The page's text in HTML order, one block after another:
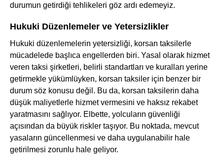
durumun getirdiği tehlikeleri göz ardı edemeyiz.
Hukuki Düzenlemeler ve Yetersizlikler
Hukuki düzenlemelerin yetersizliği, korsan taksilerle
mücadelede başlıca engellerden biri. Yasal olarak hizmet
veren taksi şirketleri, belirli standartları ve kuralları yerine
getirmekle yükümlüyken, korsan taksiler için benzer bir
durum söz konusu değil. Bu da, korsan taksilerin daha
düşük maliyetlerle hizmet vermesini ve haksız rekabet
yaratmasını sağlıyor. Elbette, yolcuların güvenliği
açısından da büyük riskler taşıyor. Bu noktada, mevcut
yasaların güncellenmesi ve daha uygulanabilir hale
getirilmesi zorunlu hale geliyor.